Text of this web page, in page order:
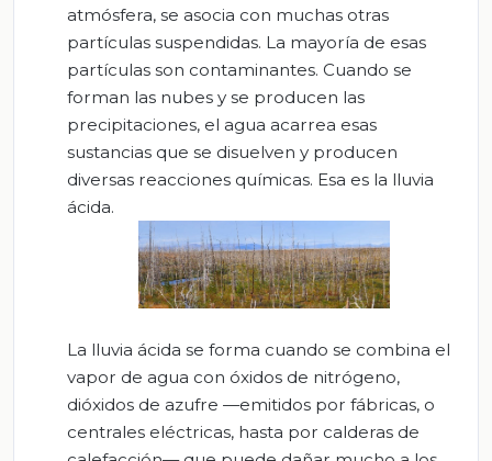
atmósfera, se asocia con muchas otras
partículas suspendidas. La mayoría de esas
partículas son contaminantes. Cuando se
forman las nubes y se producen las
precipitaciones, el agua acarrea esas
sustancias que se disuelven y producen
diversas reacciones químicas. Esa es la lluvia
ácida.
La lluvia ácida se forma cuando se combina el
vapor de agua con óxidos de nitrógeno,
dióxidos de azufre —emitidos por fábricas, o
centrales eléctricas, hasta por calderas de